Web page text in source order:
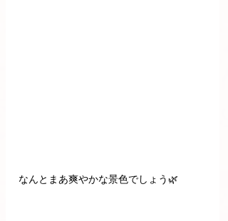
なんとまあ爽やかな景色でしょう🌿